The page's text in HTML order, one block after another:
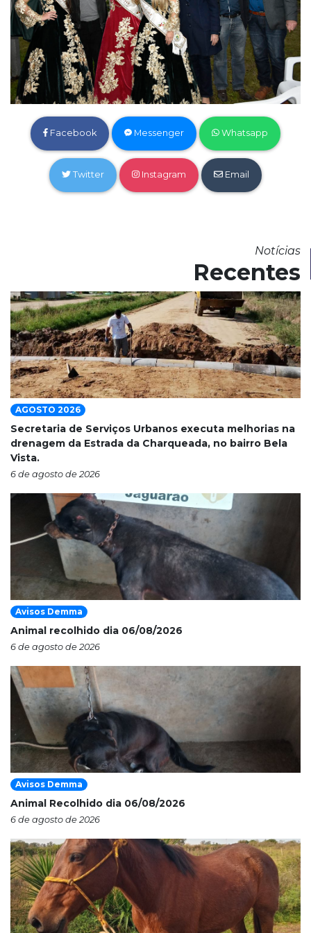
Facebook Messenger Whatsapp
Twitter Instagram Email
Notícias
Recentes
AGOSTO 2026
Secretaria de Serviços Urbanos executa melhorias na
drenagem da Estrada da Charqueada, no bairro Bela
Vista.
6 de agosto de 2026
Avisos Demma
Animal recolhido dia 06/08/2026
6 de agosto de 2026
Avisos Demma
Animal Recolhido dia 06/08/2026
6 de agosto de 2026